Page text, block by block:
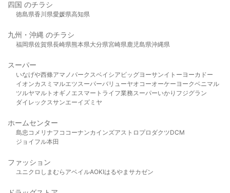
四国 のチラシ
徳島県香川県愛媛県高知県
九州・沖縄 のチラシ
福岡県佐賀県長崎県熊本県大分県宮崎県鹿児島県沖縄県
スーパー
いなげや西條アマノパークスベイシア ビッグヨーサンイトーヨーカドー
イオンカスミ マルエツスーパーバリューヤオコーオーケー ヨークベニマル
ツルヤマルト オギノ エスマート ライフ業務スーパーいかり フジグラン
ダイレックスサンエーイズミヤ
ホームセンター
島忠 コメリ ナフコ コーナンカインズアストロプロダクツDCM
ジョイフル本田
ファッション
ユニクロ しまむら アベイルAOKIはるやま サカゼン